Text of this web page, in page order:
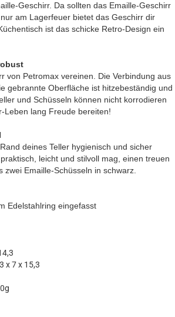
Geschirr. Da sollten das Emaille-Geschirr
am Lagerfeuer bietet das Geschirr dir
ist das schicke Retro-Design ein
von Petromax vereinen. Die Verbindung aus
gebrannte Oberfläche ist hitzebeständig und
und Schüsseln können nicht korrodieren
Leben lang Freude bereiten!
deines Teller hygienisch und sicher
leicht und stilvoll mag, einen treuen
Emaille-Schüsseln in schwarz.
Edelstahlring eingefasst
x 7 x 15,3